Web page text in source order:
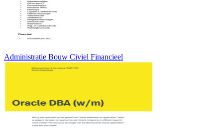
Administratie Bouw Civiel Financieel